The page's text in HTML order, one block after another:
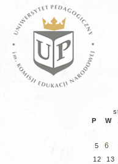
P
W
5
6
12
13